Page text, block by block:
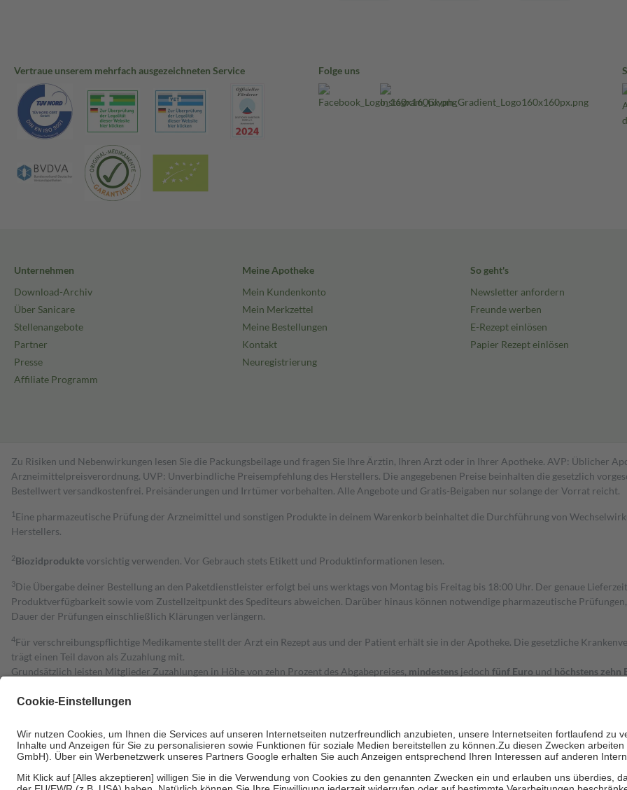
Vertraue unserem mehrfach ausgezeichneten Service Folge uns
Unternehmen
Download-Archiv
Über Sanicare
Stellenangebote
Partner
Presse
Affiliate Programm
Meine Apotheke
Mein Kundenkonto
Mein Merkzettel
Meine Bestellungen
Kontakt
Neuregistrierung
So geht's
Newsletter anfordern
Freunde werben
E-Rezept einlösen
Papier Rezept einlösen
Zu Risiken und Nebenwirkungen lesen Sie die Packungsbeilage und fragen Sie Ihre Ärztin, Ihren Arzt oder in Ihrer Apotheke. AVP: Üblicher
Arzneimittelpreisverordnung. UVP: Unverbindliche Preisempfehlung des Herstellers. Die angegebenen Preise beinhalten die gesetzlich
Bestell­wert versand­kosten­frei. Preisänderungen und Irrtümer vorbehalten. Alle Angebote und Gratis-Beigaben nur solange der Vorrat reicht.
1 Eine pharmazeutische Prüfung der Arzneimittel und sonstigen Produkte in deinem Warenkorb beinhaltet die Durchführung von
Herstellers.
2Biozidproduktevorsichtig verwenden. Vor Gebrauch stets Etikett und Produktinformationen lesen.
3Die Übergabe deiner Bestellung an den Paketdienstleister erfolgt bei uns werktags von Montag bis Freitag bis 18:00 Uhr. Der genaue
Produktverfügbarkeit sowie vom Zustellzeitpunkt des Spediteurs abweichen. Darüber hinaus können notwendige pharmazeutische
Dauer der Prüfungen einschließlich Klärungen verlängern.
4Für verschreibungspflichtige Medikamente stellt der Arzt ein Rezept aus und der Patient erhält sie in der Apotheke. Die gesetzliche
trägt einen Teil davon als Zuzahlung mit.
Grundsätzlich leisten Mitglieder Zuzahlungen in Höhe von zehn Prozent des Abgabepreises, mindestens jedoch fünf Euro und höchstens zehn
Diese Regeln gelten grundsätzlich auch für Online-Apotheken.
Um das Engagement der Versicherten für ihre eigene Gesundheit zu stärken und die besondere Stellung der Familie zu unterstützen, fallen
• Kindern und Jugendlichen bis zum vollendeten 18. Lebensjahr mit Ausnahme der Fahrkosten
• Untersuchungen zur Vorsorge und Früherkennung, die von der GKV getragen werden
• empfohlenen Schutzimpfungen